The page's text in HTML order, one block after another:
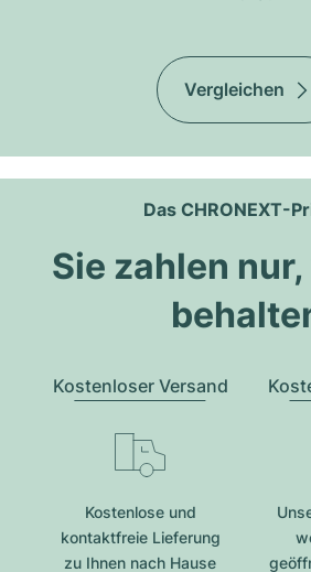
Vergleichen
Das CHRONEXT-
Sie zahlen
Kostenloser Versand
Kostenlose und
kontaktfreie Lieferung
zu Ihnen nach Hause